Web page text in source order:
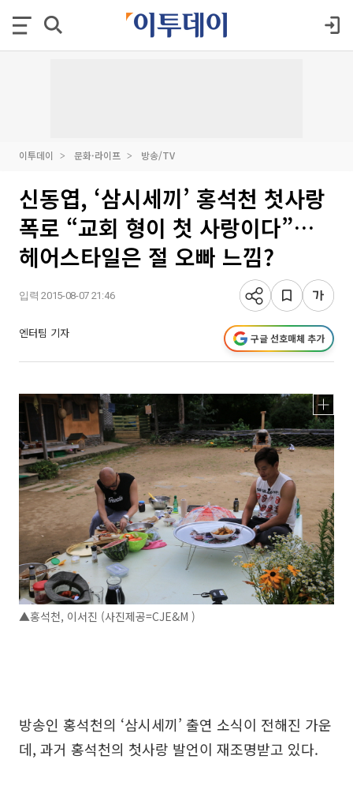
이투데이 문화·라이프 방송/TV
신동엽, ‘삼시세끼’ 홍석천 첫사랑
폭로 “교회 형이 첫 사랑이다”…
헤어스타일은 절 오빠 느낌?
입력 2015-08-07 21:46
엔터팀 기자 구글 선호매체 추가
▲홍석천, 이서진 (사진제공=CJE&M )
방송인 홍석천의 ‘삼시세끼’ 출연 소식이 전해진 가운
데, 과거 홍석천의 첫사랑 발언이 재조명받고 있다.